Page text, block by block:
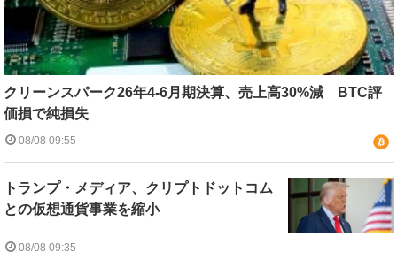
クリーンスパーク26年4-6月期決算、売上高30%減 BTC評
価損で純損失
08/08 09:55
トランプ・メディア、クリプトドットコム
との仮想通貨事業を縮小
08/08 09:35